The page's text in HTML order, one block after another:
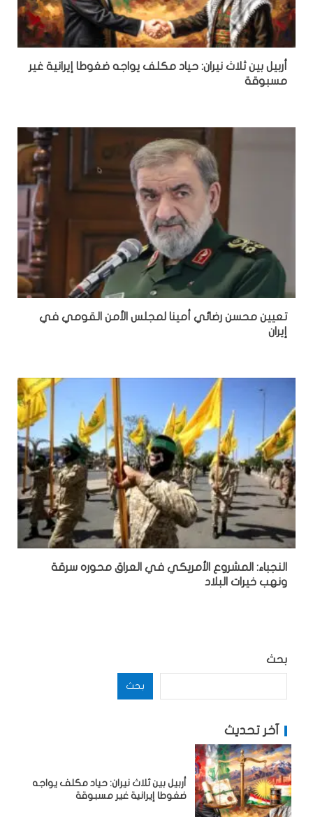
أربيل بين ثلاث نيران: حياد مكلف يواجه ضغوطا إيرانية غير
مسبوقة
تعيين محسن رضائي أمينا لمجلس الأمن القومي في
إيران
النجباء: المشروع الأمريكي في العراق محوره سرقة
ونهب خيرات البلاد
بحث
بحث
آخر تحديث
أربيل بين ثلاث نيران: حياد مكلف يواجه
ضغوطا إيرانية غير مسبوقة